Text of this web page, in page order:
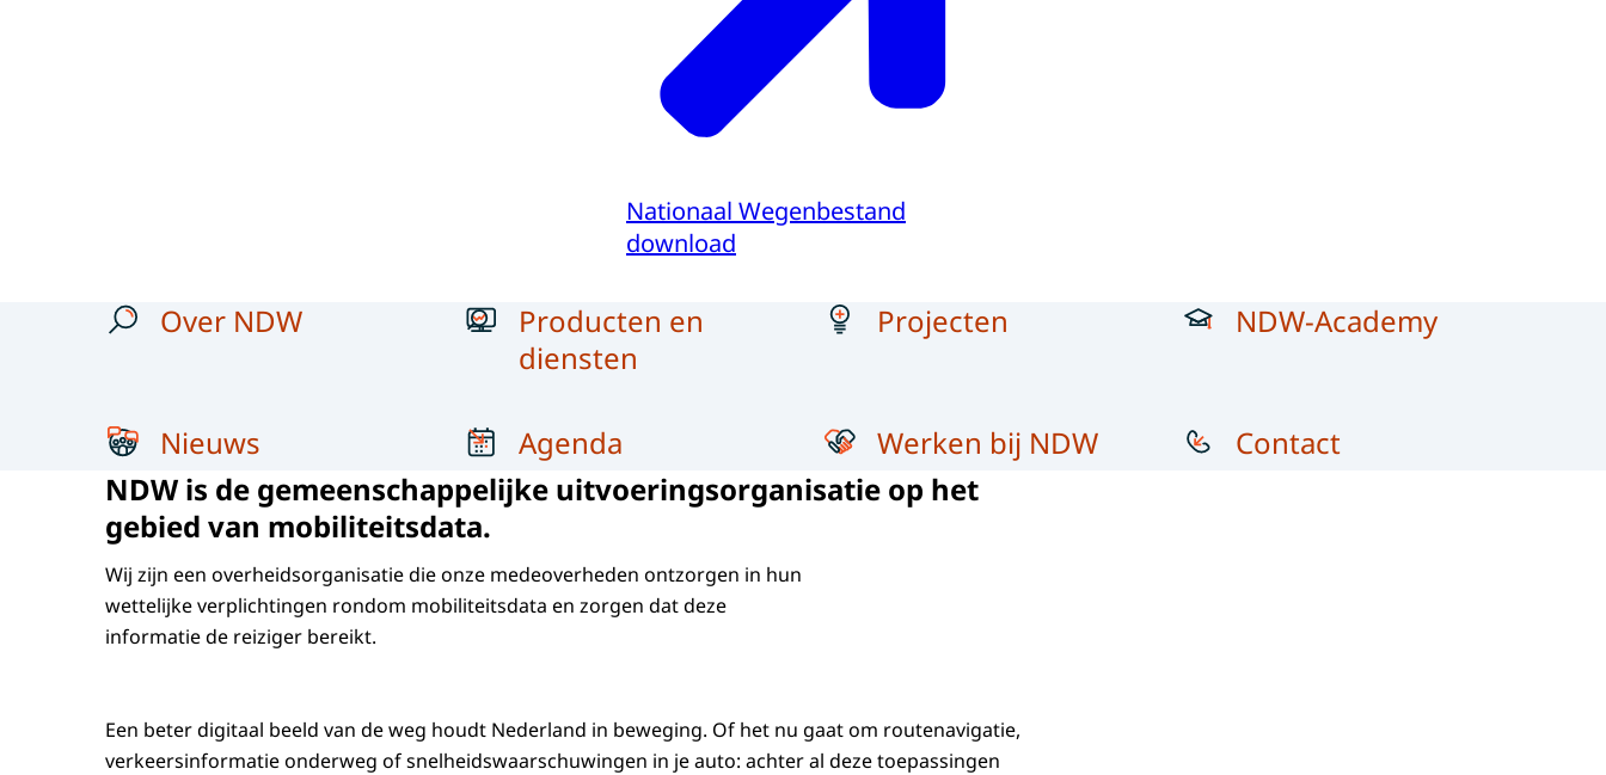
Nationaal Wegenbestand
download
Over NDW
Producten en
diensten
Projecten NDW-Academy
Nieuws Agenda Werken bij NDW
Contact
NDW is de gemeenschappelijke uitvoeringsorganisatie op het
gebied van mobiliteitsdata.
Wij zijn een overheidsorganisatie die onze medeoverheden ontzorgen in hun
wettelijke verplichtingen rondom mobiliteitsdata en zorgen dat deze
informatie de reiziger bereikt.
Een beter digitaal beeld van de weg houdt Nederland in beweging. Of het nu gaat om routenavigatie,
verkeersinformatie onderweg of snelheidswaarschuwingen in je auto: achter al deze toepassingen